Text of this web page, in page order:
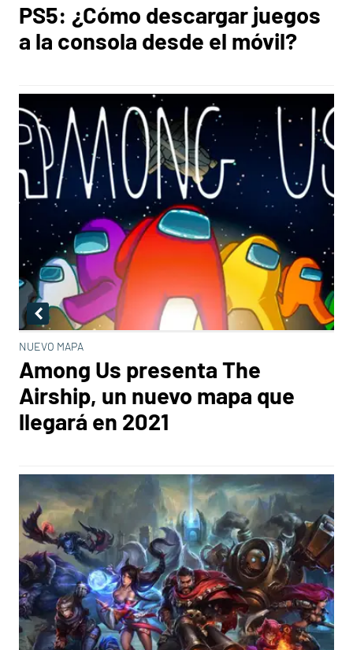
PS5: ¿Cómo descargar juegos
a la consola desde el móvil?
NUEVO MAPA
Among Us presenta The
Airship, un nuevo mapa que
llegará en 2021